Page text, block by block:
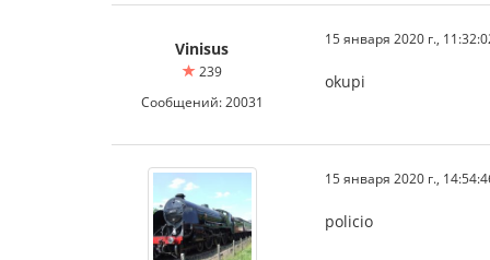
Vinisus
239
Сообщений: 20031
15 января 2020 г.,
okupi
15 января 2020 г.,
policio